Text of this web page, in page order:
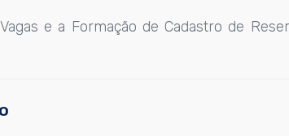
e a Formação de Cadastro de